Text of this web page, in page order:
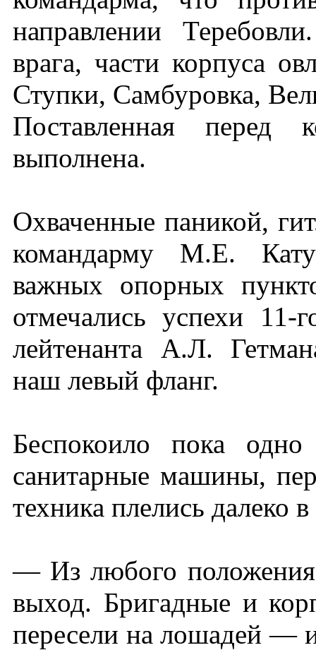
направлении
врага, части корпуса
Ступки, Самбуровка,
Поставленная перед
выполнена.
Охваченные паникой,
командарму М.Е.
важных опорных
отмечались успехи 11-
лейтенанта А.Л.
наш левый фланг.
Беспокоило пока
санитарные машины,
техника плелись далеко
— Из любого
выход. Бригадные и
пересели на лошадей —